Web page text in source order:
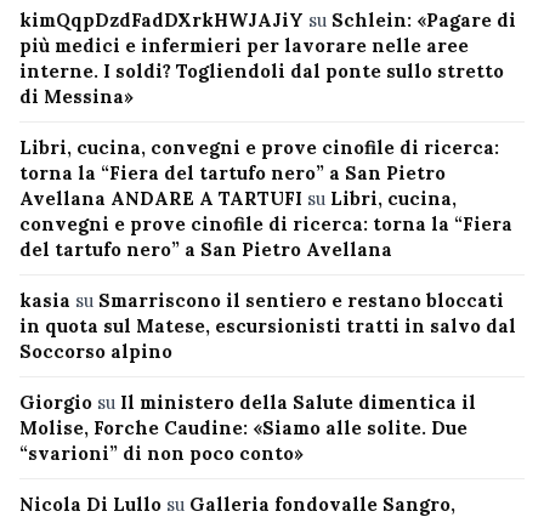
kimQqpDzdFadDXrkHWJAJiY su Schlein: «Pagare di
più medici e infermieri per lavorare nelle aree
interne. I soldi? Togliendoli dal ponte sullo stretto
di Messina»
Libri, cucina, convegni e prove cinofile di ricerca:
torna la “Fiera del tartufo nero” a San Pietro
Avellana ANDARE A TARTUFI su Libri, cucina,
convegni e prove cinofile di ricerca: torna la “Fiera
del tartufo nero” a San Pietro Avellana
kasia su Smarriscono il sentiero e restano bloccati
in quota sul Matese, escursionisti tratti in salvo dal
Soccorso alpino
Giorgio su Il ministero della Salute dimentica il
Molise, Forche Caudine: «Siamo alle solite. Due
“svarioni” di non poco conto»
Nicola Di Lullo su Galleria fondovalle Sangro,